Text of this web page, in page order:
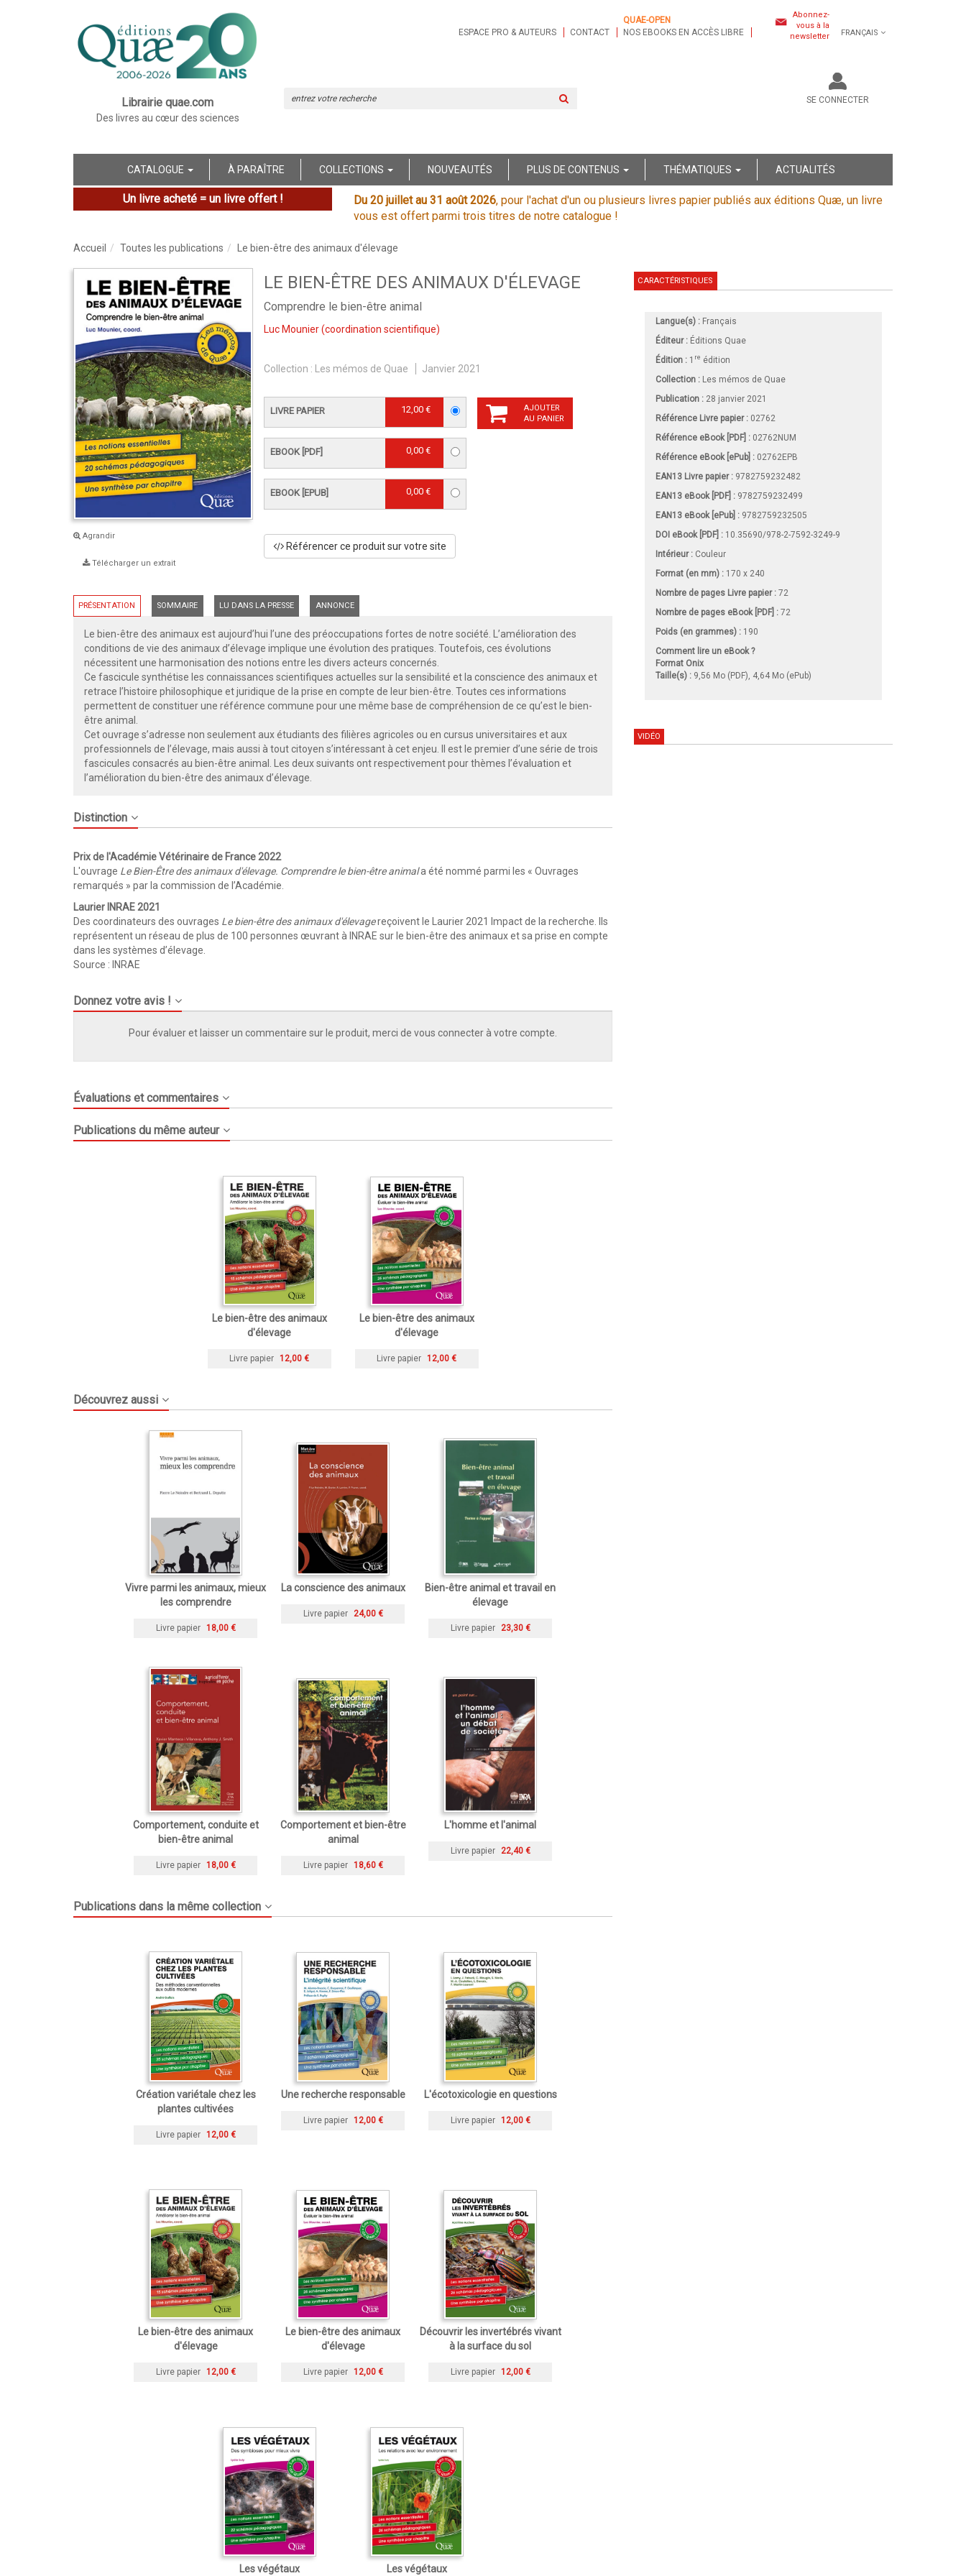
Librairie quae.com
Des livres au cœur des sciences
ESPACE PRO & AUTEURS CONTACT
QUAE-OPEN
NOS EBOOKS EN ACCÈS LIBRE
Abonnez-
vous à la
newsletter
FRANÇAIS
SE CONNECTER
CATALOGUE À PARAÎTRE COLLECTIONS NOUVEAUTÉS PLUS DE CONTENUS THÉMATIQUES ACTUALITÉS
Un livre acheté = un livre offert ! Du 20 juillet au 31 août 2026, pour l'achat d'un ou plusieurs livres papier publiés aux éditions Quæ, un livre
vous est offert parmi trois titres de notre catalogue !
Accueil Toutes les publications Le bien-être des animaux d'élevage
Agrandir
Télécharger un extrait
LE BIEN-ÊTRE DES ANIMAUX D'ÉLEVAGE
Comprendre le bien-être animal
Luc Mounier(coordination scientifique)
Collection : Les mémos de Quae Janvier 2021
LIVRE PAPIER 12,00 €
EBOOK [PDF] 0,00 €
EBOOK [EPUB] 0,00 €
AJOUTER
AU PANIER
Référencer ce produit sur votre site
PRÉSENTATION SOMMAIRE LU DANS LA PRESSE ANNONCE
Le bien-être des animaux est aujourd’hui l’une des préoccupations fortes de notre société. L’amélioration des
conditions de vie des animaux d’élevage implique une évolution des pratiques. Toutefois, ces évolutions
nécessitent une harmonisation des notions entre les divers acteurs concernés.
Ce fascicule synthétise les connaissances scientifiques actuelles sur la sensibilité et la conscience des animaux et
retrace l’histoire philosophique et juridique de la prise en compte de leur bien-être. Toutes ces informations
permettent de constituer une référence commune pour une même base de compréhension de ce qu’est le bien-
être animal.
Cet ouvrage s’adresse non seulement aux étudiants des filières agricoles ou en cursus universitaires et aux
professionnels de l’élevage, mais aussi à tout citoyen s’intéressant à cet enjeu. Il est le premier d’une série de trois
fascicules consacrés au bien-être animal. Les deux suivants ont respectivement pour thèmes l’évaluation et
l’amélioration du bien-être des animaux d’élevage.
Distinction
Prix de l'Académie Vétérinaire de France 2022
L'ouvrage Le Bien-Être des animaux d'élevage. Comprendre le bien-être animala été nommé parmi les « Ouvrages
remarqués » par la commission de l’Académie.
Laurier INRAE 2021
Des coordinateurs des ouvrages Le bien-être des animaux d'élevagereçoivent le Laurier 2021 Impact de la recherche. Ils
représentent un réseau de plus de 100 personnes œuvrant à INRAE sur le bien-être des animaux et sa prise en compte
dans les systèmes d’élevage.
Source : INRAE
Donnez votre avis !
Pour évaluer et laisser un commentaire sur le produit, merci de vous connecter à votre compte.
Évaluations et commentaires
Publications du même auteur
Le bien-être des animaux
d'élevage
Livre papier 12,00 €
Le bien-être des animaux
d'élevage
Livre papier 12,00 €
Découvrez aussi
Vivre parmi les animaux, mieux
les comprendre
Livre papier 18,00 €
La conscience des animaux
Livre papier 24,00 €
Bien-être animal et travail en
élevage
Livre papier 23,30 €
Comportement, conduite et
bien-être animal
Livre papier 18,00 €
Comportement et bien-être
animal
Livre papier 18,60 €
L'homme et l'animal
Livre papier 22,40 €
Publications dans la même collection
Création variétale chez les
plantes cultivées
Livre papier 12,00 €
Une recherche responsable
Livre papier 12,00 €
L'écotoxicologie en questions
Livre papier 12,00 €
Le bien-être des animaux
d'élevage
Livre papier 12,00 €
Le bien-être des animaux
d'élevage
Livre papier 12,00 €
Découvrir les invertébrés vivant
à la surface du sol
Livre papier 12,00 €
Les végétaux Les végétaux
CARACTÉRISTIQUES
Langue(s) : Français
Éditeur : Éditions Quae
Édition : 1 re édition
Collection : Les mémos de Quae
Publication : 28 janvier 2021
Référence Livre papier : 02762
Référence eBook [PDF] : 02762NUM
Référence eBook [ePub] : 02762EPB
EAN13 Livre papier : 9782759232482
EAN13 eBook [PDF] : 9782759232499
EAN13 eBook [ePub] : 9782759232505
DOI eBook [PDF] : 10.35690/978-2-7592-3249-9
Intérieur : Couleur
Format (en mm) : 170 x 240
Nombre de pages Livre papier: 72
Nombre de pages eBook [PDF] : 72
Poids (en grammes) : 190
Comment lire un eBook ?
Format Onix
Taille(s) : 9,56 Mo (PDF), 4,64 Mo (ePub)
VIDÉO